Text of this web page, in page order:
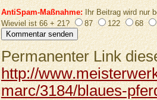
AntiSpam-Maßnahme:Ihr Beitrag wird nur
Wieviel ist 66 + 21?
87 122 68
Permanenter Link
http://
marc/3184/blaues-